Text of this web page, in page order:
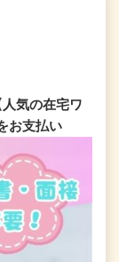
気の在宅ワ
お支払い